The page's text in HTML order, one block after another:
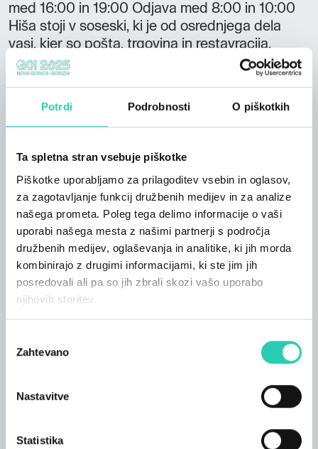
Potrdi Podrobnosti O piškotkih
Ta spletna stran vsebuje piškotke
Piškotke uporabljamo za prilagoditev vsebin in oglasov,
za zagotavljanje funkcij družbenih medijev in za analize
našega prometa. Poleg tega delimo informacije o vaši
uporabi našega mesta z našimi partnerji s področja
družbenih medijev, oglaševanja in analitike, ki jih morda
kombinirajo z drugimi informacijami, ki ste jim jih
posredovali ali pa so jih zbrali skozi vašo uporabo
njihovih storitev.
soglasja
Zahtevano
Nastavitve
Statistika
med 16:00 in 19:00 Odjava med 8:00 in 10:00
Hiša stoji v soseski, ki je od osrednjega dela
vasi, kjer so pošta, trgovina in restavracija,
oddaljena približno en kilometer. Nahaja se ob
vznožju Šentviške planote in le 200 metrov od
med sončenjem, kopanjem ali ribolovom v reki
lahko tudi odlično izhodišče za izlete in oglede.
lokacija idealna za gorsko kolesarjenje. Bližnja
mesta Most na Soči, Tolmin, Kobarid in Cerkno
ponujajo številna doživetja za vse, ki uživajo v
adrenalinskih in vodnih športih, naravnih
lepotah, zgodovini in kulinariki. Na Šentviški
planoti je nekaj čudovitih kolesarskih poti, ki vas
vodijo med kmetijskimi gozdovi in travniki s
mest, Bohinja in Bleda.